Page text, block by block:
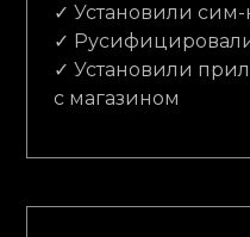
✓ Установили сим-
✓
✓ Установили
с магазином